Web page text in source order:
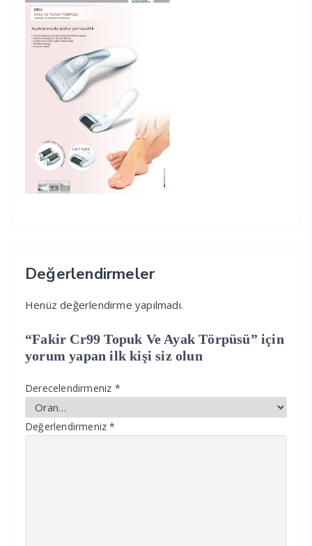
Değerlendirmeler
Henüz değerlendirme yapılmadı.
“Fakir Cr99 Topuk Ve Ayak Törpüsü” için
yorum yapan ilk kişi siz olun
Derecelendirmeniz *
Değerlendirmeniz*